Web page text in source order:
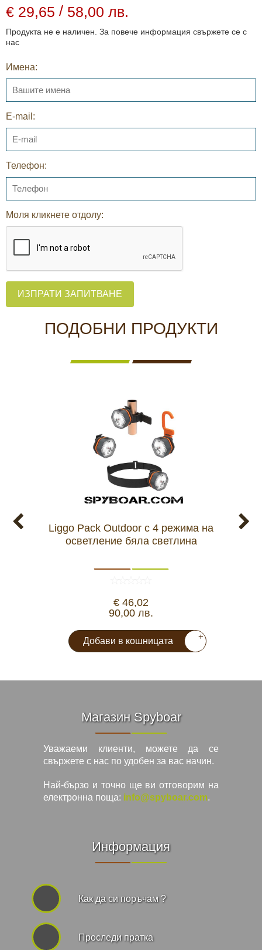
€ 29,65 / 58,00 лв.
Продукта не е наличен. За повече информация свържете се с
нас
Имена:
E-mail:
Телефон:
Моля кликнете отдолу:
ИЗПРАТИ ЗАПИТВАНЕ
ПОДОБНИ ПРОДУКТИ
Liggo Pack Outdoor с 4 режима на
осветление бяла светлина
€ 46,02
90,00 лв.
Добави в кошницата +
Магазин Spyboar
Уважаеми клиенти, можете да се
свържете с нас по удобен за вас начин.
Най-бързо и точно ще ви отговорим на
електронна поща: info@spyboar.com.
Информация
Как да си поръчам ?
Проследи пратка